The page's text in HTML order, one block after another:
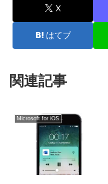
X
はてブ
関連記事
Microsoft for iOS